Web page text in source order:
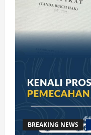
BREAKING NEWS